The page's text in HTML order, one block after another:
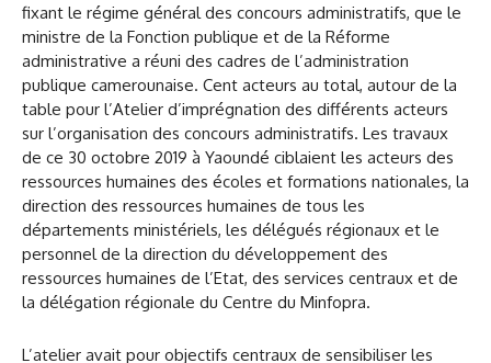
fixant le régime général des concours administratifs, que le
ministre de la Fonction publique et de la Réforme
administrative a réuni des cadres de l’administration
publique camerounaise. Cent acteurs au total, autour de la
table pour l’Atelier d’imprégnation des différents acteurs
sur l’organisation des concours administratifs. Les travaux
de ce 30 octobre 2019 à Yaoundé ciblaient les acteurs des
ressources humaines des écoles et formations nationales, la
direction des ressources humaines de tous les
départements ministériels, les délégués régionaux et le
personnel de la direction du développement des
ressources humaines de l’Etat, des services centraux et de
la délégation régionale du Centre du Minfopra.
L’atelier avait pour objectifs centraux de sensibiliser les